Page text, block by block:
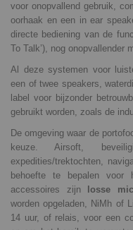
voor onopvallend gebruik,
oorhaak en een in ear
directe bediening van de
To Talk’), nog onopvallender
Al deze systemen voor
een of twee speakers,
label voor bijzonder
gebruikt worden, zoals de
De omgeving waar de
keuze. Airsoft,
expedities/trektochten,
behoefte te bepalen voor
accessoires zijn
losse
worden opgeladen, NiMh of
14 uur, of relais, voor een